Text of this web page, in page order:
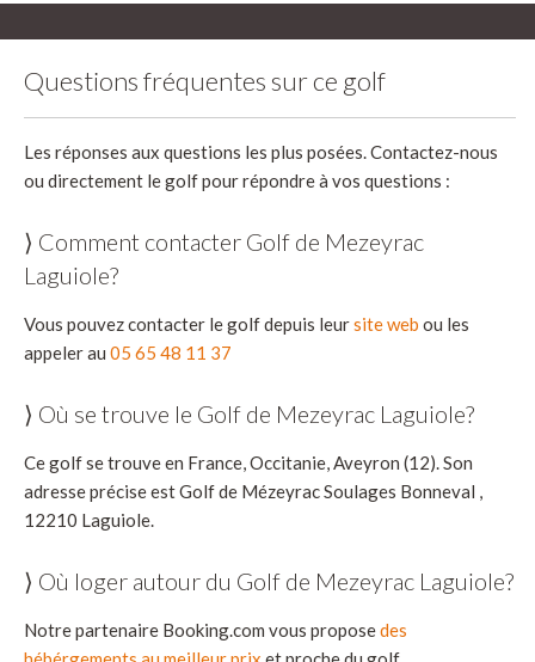
Questions fréquentes sur ce golf
Les réponses aux questions les plus posées. Contactez-nous
ou directement le golf pour répondre à vos questions :
⟩ Comment contacter Golf de Mezeyrac
Laguiole?
Vous pouvez contacter le golf depuis leursite web ou les
appeler au 05 65 48 11 37
⟩ Où se trouve le Golf de Mezeyrac Laguiole?
Ce golf se trouve en France, Occitanie, Aveyron (12). Son
adresse précise est Golf de Mézeyrac Soulages Bonneval ,
12210 Laguiole.
⟩ Où loger autour du Golf de Mezeyrac Laguiole?
Notre partenaire Booking.com vous proposedes